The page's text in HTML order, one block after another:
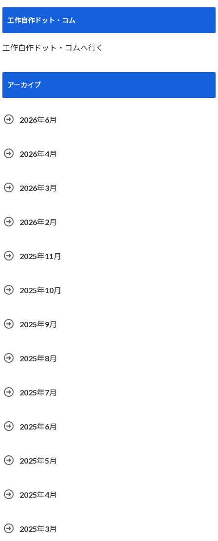
工作自作ドット・コム
工作自作ドット・コムへ行く
アーカイブ
2026年6月
2026年4月
2026年3月
2026年2月
2025年11月
2025年10月
2025年9月
2025年8月
2025年7月
2025年6月
2025年5月
2025年4月
2025年3月